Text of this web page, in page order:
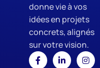
donne vie à vos
idées en projets
concrets, alignés
sur votre vision.